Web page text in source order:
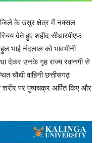
जिले के उसूर क्षेत्र में नक्सल
देते हुए शहीद सीआरपीएफ
भाई नंदलाल को भावभीनी
देकर उनके गृह राज्य रवानगी से
चौथी वाहिनी छत्तीसगढ़
पर पुष्पचक्र अर्पित किए और